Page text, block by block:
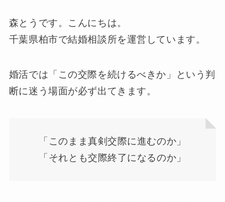
森とうです。こんにちは。
千葉県柏市で結婚相談所を運営しています。
婚活では「この交際を続けるべきか」という判
断に迷う場面が必ず出てきます。
「このまま真剣交際に進むのか」
「それとも交際終了になるのか」